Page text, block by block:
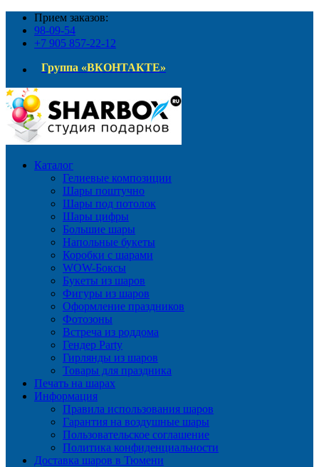
Прием заказов:
98-09-54
+7 905 857-22-12
Группа «ВКОНТАКТЕ»
Каталог
Гелиевые композиции
Шары поштучно
Шары под потолок
Шары цифры
Большие шары
Напольные букеты
Коробки с шарами
WOW-Боксы
Букеты из шаров
Фигуры из шаров
Оформление праздников
Фотозоны
Встреча из роддома
Гендер Party
Гирлянды из шаров
Товары для праздника
Печать на шарах
Информация
Правила использования шаров
Гарантия на воздушные шары
Пользовательское соглашение
Политика конфиденциальности
Доставка шаров в Тюмени